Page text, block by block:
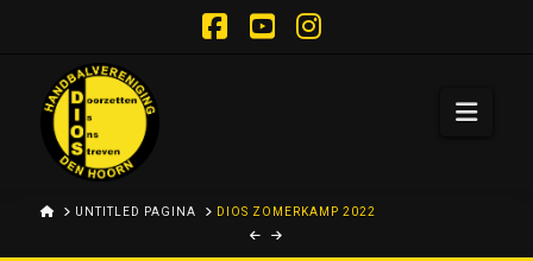
HOMEUNTITLED PAGINA DIOS ZOMERKAMP 2022